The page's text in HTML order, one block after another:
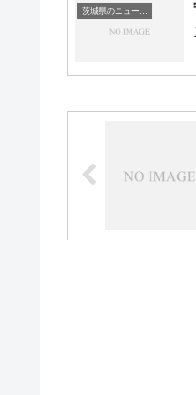
茨城県のニュース一覧